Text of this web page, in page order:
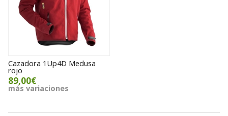
Cazadora 1Up4D Medusa
rojo
89,00€
más variaciones